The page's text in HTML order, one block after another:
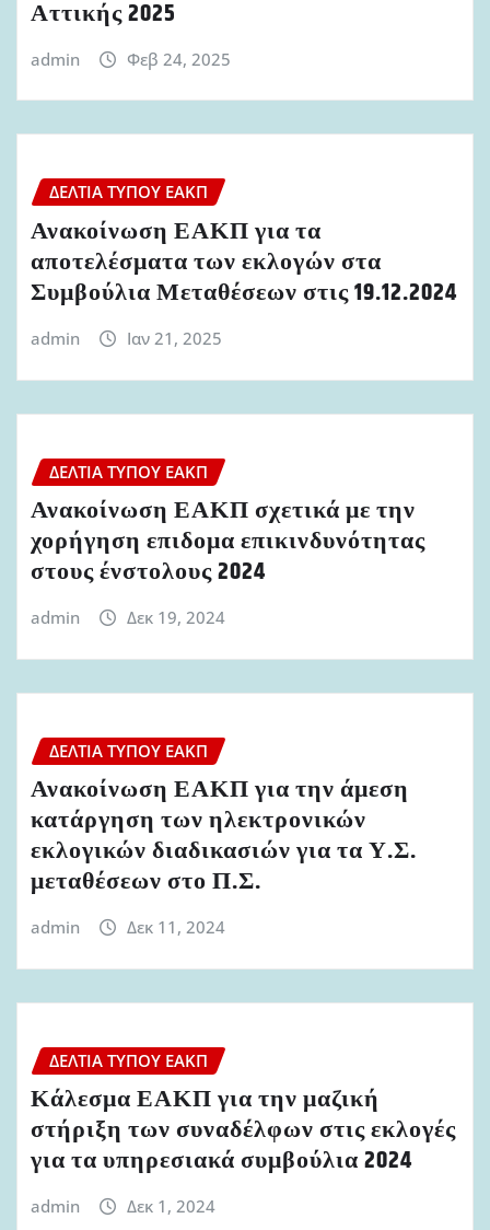
Αττικής 2025
admin Φεβ 24, 2025
ΔΕΛΤΊΑ ΤΎΠΟΥ ΕΑΚΠ
Ανακοίνωση ΕΑΚΠ για τα
αποτελέσματα των εκλογών στα
Συμβούλια Μεταθέσεων στις 19.12.2024
admin Ιαν 21, 2025
ΔΕΛΤΊΑ ΤΎΠΟΥ ΕΑΚΠ
Ανακοίνωση ΕΑΚΠ σχετικά με την
χορήγηση επιδομα επικινδυνότητας
στους ένστολους 2024
admin Δεκ 19, 2024
ΔΕΛΤΊΑ ΤΎΠΟΥ ΕΑΚΠ
Ανακοίνωση ΕΑΚΠ για την άμεση
κατάργηση των ηλεκτρονικών
εκλογικών διαδικασιών για τα Υ.Σ.
μεταθέσεων στο Π.Σ.
admin Δεκ 11, 2024
ΔΕΛΤΊΑ ΤΎΠΟΥ ΕΑΚΠ
Κάλεσμα ΕΑΚΠ για την μαζική
στήριξη των συναδέλφων στις εκλογές
για τα υπηρεσιακά συμβούλια 2024
admin Δεκ 1, 2024